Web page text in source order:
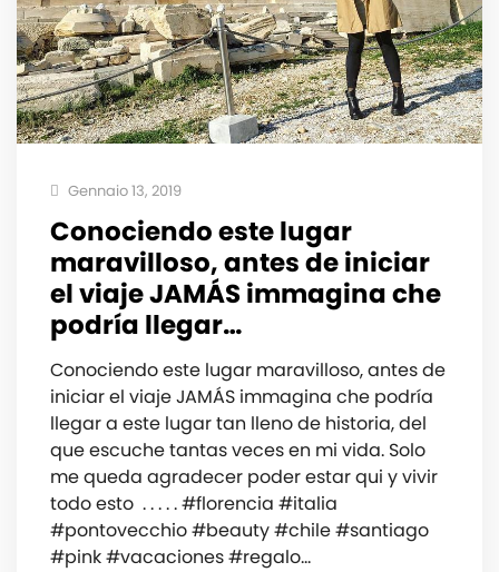
Gennaio 13, 2019
Conociendo este lugar
maravilloso, antes de iniciar
el viaje JAMÁS immagina che
podría llegar…
Conociendo este lugar maravilloso, antes de
iniciar el viaje JAMÁS immagina che podría
llegar a este lugar tan lleno de historia, del
que escuche tantas veces en mi vida. Solo
me queda agradecer poder estar qui y vivir
todo esto ️ . . . . . #florencia #italia
#pontovecchio #beauty #chile #santiago
#pink #vacaciones #regalo…